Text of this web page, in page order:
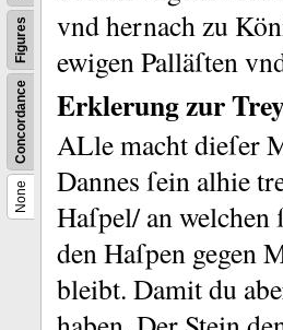
None
Concordance
Figures
vnd hernach zu
ewigen Palläſten
Erklerung zur
ALle macht dieſer
Dannes ſein alhie
Haſpel/ an welchen
den Haſpen gegen
bleibt. Damit du